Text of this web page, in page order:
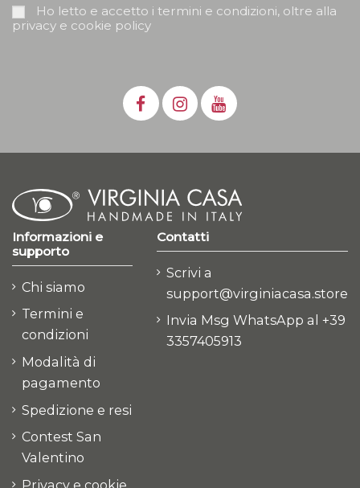
Ho letto e accetto i termini e condizioni, oltre alla
privacy e cookie policy
Informazioni e
supporto
Chi siamo
Termini e
condizioni
Modalità di
pagamento
Spedizione e resi
Contest San
Valentino
Privacy e cookie
Contatti
Scrivi a
support@virginiacasa.store
Invia Msg WhatsApp al +39
3357405913